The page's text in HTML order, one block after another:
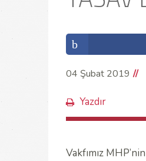
04 Şubat 2019
Yazdır
Vakfımız